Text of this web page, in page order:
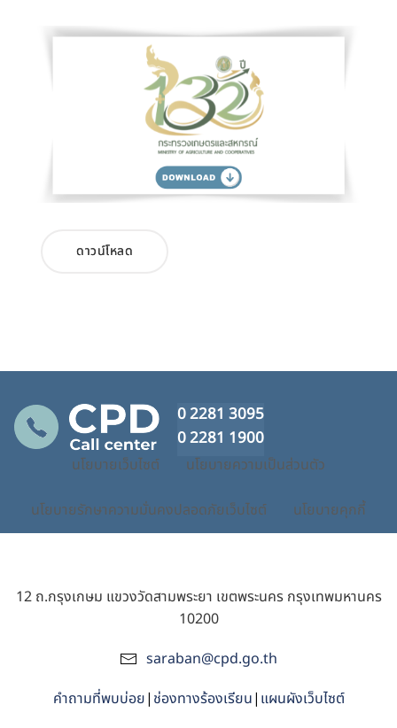
ดาวน์โหลด
0 2281 3095
0 2281 1900
นโยบายเว็บไซต์ นโยบายความเป็นส่วนตัว
นโยบายรักษาความมั่นคงปลอดภัยเว็บไซต์ นโยบายคุกกี้
12 ถ.กรุงเกษม แขวงวัดสามพระยา เขตพระนคร กรุงเทพมหานคร
10200
saraban@cpd.go.th
คำถามที่พบบ่อย| ช่องทางร้องเรียน| แผนผังเว็บไซต์